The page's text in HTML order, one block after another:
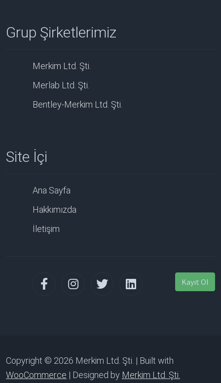
Grup Şirketlerimiz
Merkim Ltd. Şti.
Merlab Ltd. Şti.
Bentley-Merkim Ltd. Şti.
Site İçi
Ana Sayfa
Hakkımızda
İletişim
Kayıt Ol
Copyright © 2026 Merkim Ltd. Şti. | Built with
WooCommerce | Designed by Merkim Ltd. Şti.